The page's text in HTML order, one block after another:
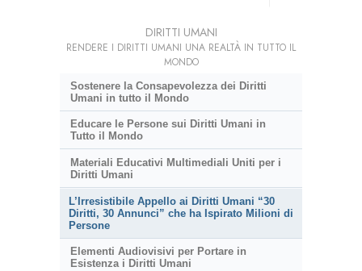
DIRITTI UMANI
RENDERE I DIRITTI UMANI UNA REALTÀ IN TUTTO IL
MONDO
Sostenere la Consapevolezza dei Diritti
Umani in tutto il Mondo
Educare le Persone sui Diritti Umani in
Tutto il Mondo
Materiali Educativi Multimediali Uniti per i
Diritti Umani
L’Irresistibile Appello ai Diritti Umani “30
Diritti, 30 Annunci” che ha Ispirato Milioni di
Persone
Elementi Audiovisivi per Portare in
Esistenza i Diritti Umani